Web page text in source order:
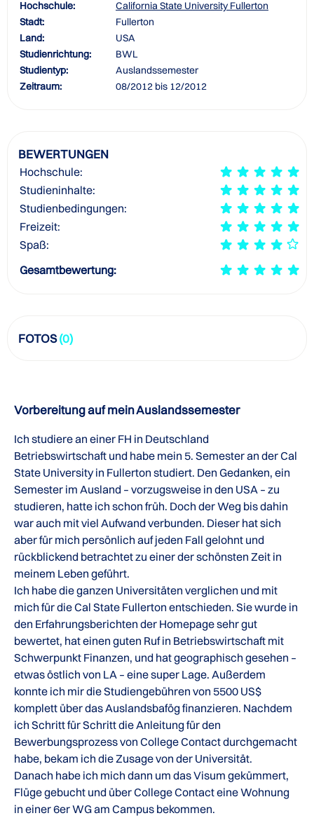
Hochschule:
California State University Fullerton
Stadt:
Fullerton
Land:
USA
Studienrichtung:
BWL
Studientyp:
Auslandssemester
Zeitraum:
08/2012 bis 12/2012
BEWERTUNGEN
Hochschule:
Studieninhalte:
Studienbedingungen:
Freizeit:
Spaß:
Gesamtbewertung:
FOTOS(0)
Vorbereitung auf mein Auslandssemester
Ich studiere an einer FH in Deutschland
Betriebswirtschaft und habe mein 5. Semester an der Cal
State University in Fullerton studiert. Den Gedanken, ein
Semester im Ausland – vorzugsweise in den USA – zu
studieren, hatte ich schon früh. Doch der Weg bis dahin
war auch mit viel Aufwand verbunden. Dieser hat sich
aber für mich persönlich auf jeden Fall gelohnt und
rückblickend betrachtet zu einer der schönsten Zeit in
meinem Leben geführt.
Ich habe die ganzen Universitäten verglichen und mit
mich für die Cal State Fullerton entschieden. Sie wurde in
den Erfahrungsberichten der Homepage sehr gut
bewertet, hat einen guten Ruf in Betriebswirtschaft mit
Schwerpunkt Finanzen, und hat geographisch gesehen –
etwas östlich von LA – eine super Lage. Außerdem
konnte ich mir die Studiengebühren von 5500 US$
komplett über das Auslandsbafög finanzieren. Nachdem
ich Schritt für Schritt die Anleitung für den
Bewerbungsprozess von College Contact durchgemacht
habe, bekam ich die Zusage von der Universität.
Danach habe ich mich dann um das Visum gekümmert,
Flüge gebucht und über College Contact eine Wohnung
in einer 6er WG am Campus bekommen.